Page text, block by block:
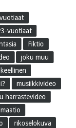
vuotiaat
Fiktio
joku muu
musiikkivideo
harrastevideo
rikoselokuva